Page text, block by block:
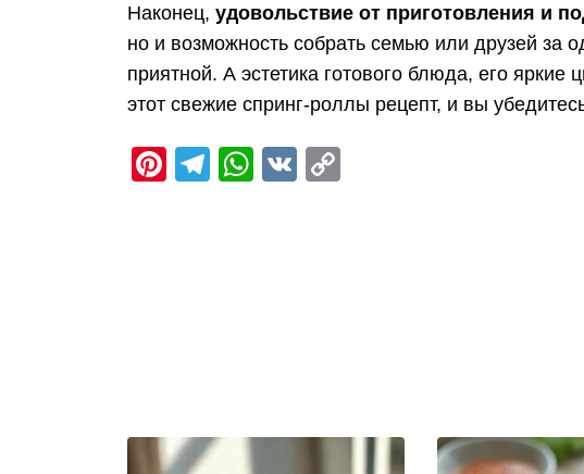
Наконец, удовольствие от приготовления и
но и возможность собрать семью или друзей за
приятной. А эстетика готового блюда, его
этот свежие спринг-роллы рецепт, и вы
Pinterest
Telegram
WhatsApp
VK